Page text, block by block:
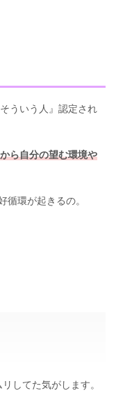
ういう人』認定され
ら自分の望む環境や
環が起きるの。
してた気がします。